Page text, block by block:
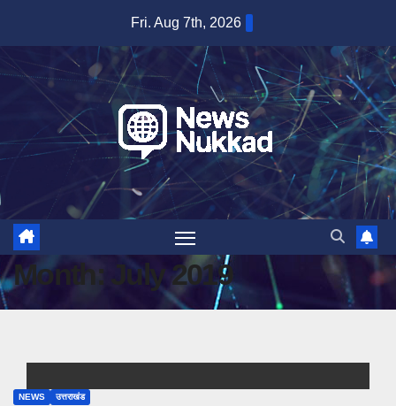
content
Fri. Aug 7th, 2026
Month: July 2019
NEWS उत्तराखंड